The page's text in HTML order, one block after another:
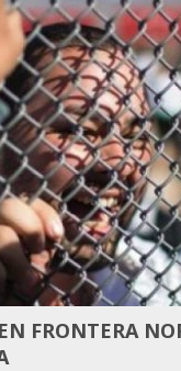
FRONTERA